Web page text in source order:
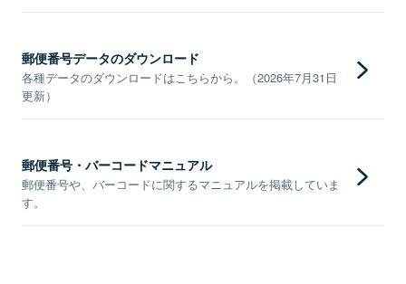
郵便番号データのダウンロード
各種データのダウンロードはこちらから。（2026年7月31日
更新）
郵便番号・バーコードマニュアル
郵便番号や、バーコードに関するマニュアルを掲載していま
す。